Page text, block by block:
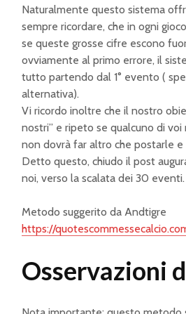
Naturalmente questo sistema
sempre ricordare, che in ogni
se queste grosse cifre escono
ovviamente al primo errore, il
tutto partendo dal 1° evento (
alternativa).
Vi ricordo inoltre che il nostro
nostri” e ripeto se qualcuno di
non dovrà far altro che postarle
Detto questo, chiudo il post
noi, verso la scalata dei 30 eventi.
Metodo suggerito da Andtigre
https://
Osservazioni